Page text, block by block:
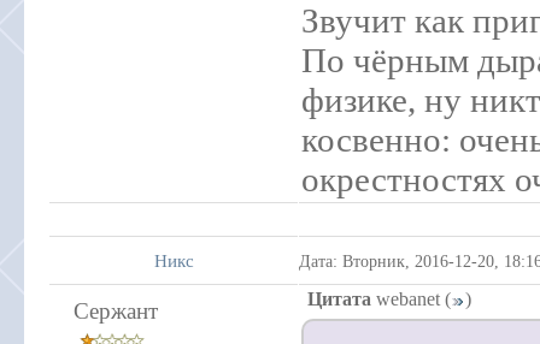
Звучит как
По чёрным
физике, ну
косвенно:
окрестностях
Никс Дата: Вторник, 2016-12-20,
Сержант Цитата webanet ( )